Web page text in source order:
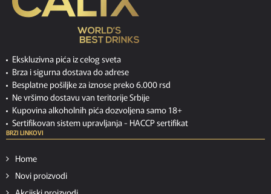
Ekskluzivna pića iz celog sveta
Brza i sigurna dostava do adrese
Besplatne pošiljke za iznose preko 6.000 rsd
Ne vršimo dostavu van teritorije Srbije
Kupovina alkoholnih pića dozvoljena samo 18+
Sertifikovan sistem upravljanja - HACCP sertifikat
BRZI LINKOVI
Home
Novi proizvodi